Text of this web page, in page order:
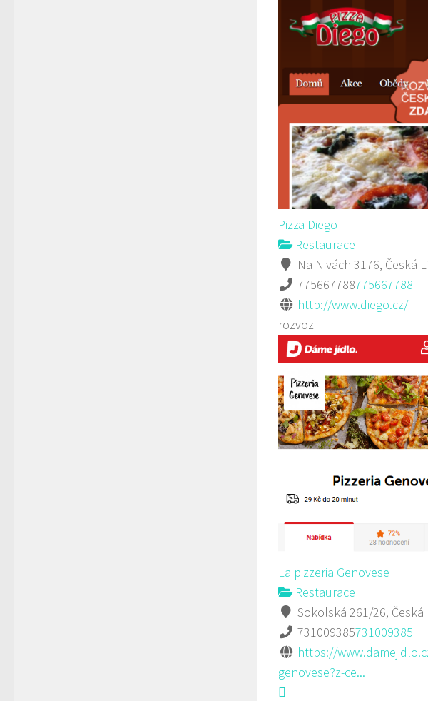
Pizza Diego
Restaurace
Na Nivách 3176, Česká
775667788775667788
http://www.diego.cz/
rozvoz
La pizzeria Genovese
Restaurace
Sokolská 261/26, Česká
731009385731009385
https://
genovese?z-ce...